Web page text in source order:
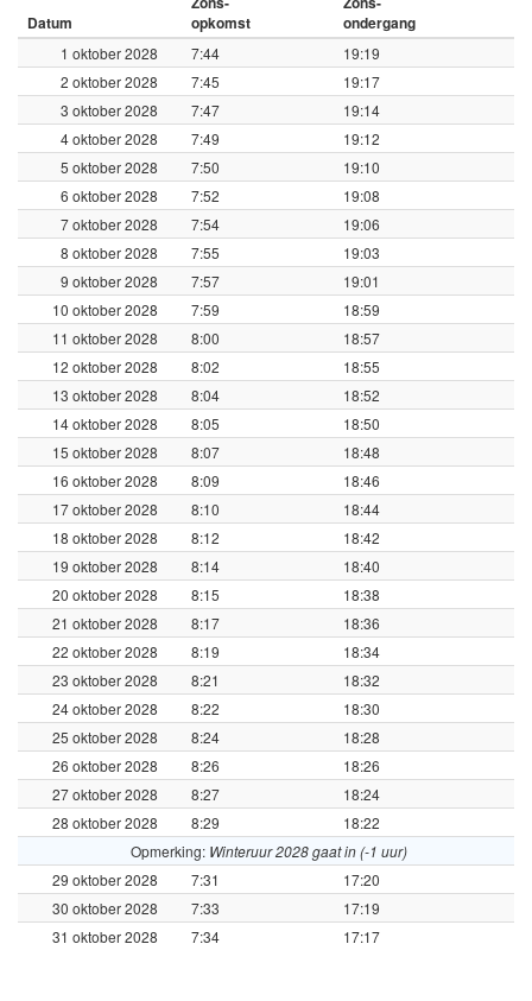
Datum
opkomst
ondergang
1 oktober 2028 7:44
19:19
2 oktober 2028
7:45
19:17
3 oktober 2028
7:47
19:14
4 oktober 2028
7:49
19:12
5 oktober 2028
7:50
19:10
6 oktober 2028
7:52
19:08
7 oktober 2028
7:54
19:06
8 oktober 2028
7:55
19:03
9 oktober 2028
7:57
19:01
10 oktober 2028
7:59
18:59
11 oktober 2028
8:00
18:57
12 oktober 2028
8:02
18:55
13 oktober 2028
8:04
18:52
14 oktober 2028
8:05
18:50
15 oktober 2028
8:07
18:48
16 oktober 2028
8:09
18:46
17 oktober 2028
8:10
18:44
18 oktober 2028
8:12
18:42
19 oktober 2028
8:14
18:40
20 oktober 2028
8:15
18:38
21 oktober 2028
8:17
18:36
22 oktober 2028
8:19
18:34
23 oktober 2028
8:21
18:32
24 oktober 2028
8:22
18:30
25 oktober 2028
8:24
18:28
26 oktober 2028
8:26
18:26
27 oktober 2028
8:27
18:24
28 oktober 2028
8:29
18:22
Opmerking: Winteruur 2028 gaat in (-1 uur)
29 oktober 2028
7:31
17:20
30 oktober 2028
7:33
17:19
31 oktober 2028
7:34 17:17